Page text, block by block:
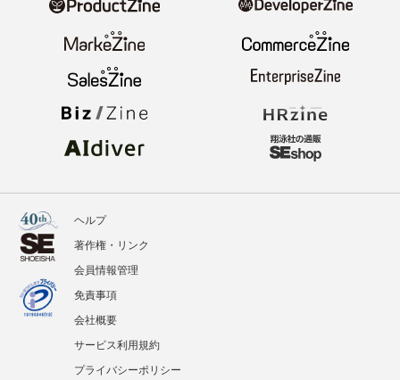
ヘルプ
著作権・リンク
会員情報管理
免責事項
会社概要
サービス利用規約
プライバシーポリシー